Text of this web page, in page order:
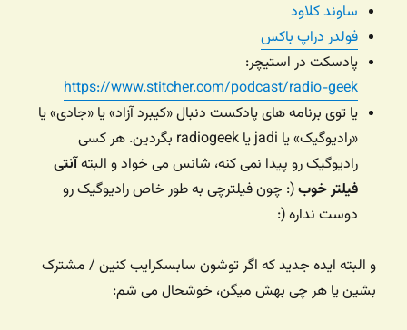
ساوند کلاود
فولدر دراپ باکس
پادسکت در استیچر:
https://www.stitcher.com/podcast/radio-geek
یا توی برنامه های پادکست دنبال «کیبرد آزاد» یا «جادی» یا
«رادیوگیک» یا jadi یا radiogeek بگردین. هر کسی
رادیوگیک رو پیدا نمی کنه، شانس می خواد و البتهآنتی
فیلتر خوب(: چون فیلترچی به طور خاص رادیوگیک رو
دوست نداره (:
و البته ایده جدید که اگر توشون سابسکرایب کنین / مشترک
بشین یا هر چی بهش میگن، خوشحال می شم: